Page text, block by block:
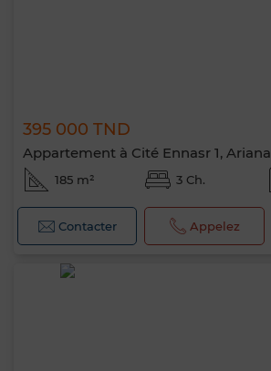
395 000 TND
Appartement à Cité Ennasr 1, Ariana
185 m² 3 Ch.
Contacter Appelez